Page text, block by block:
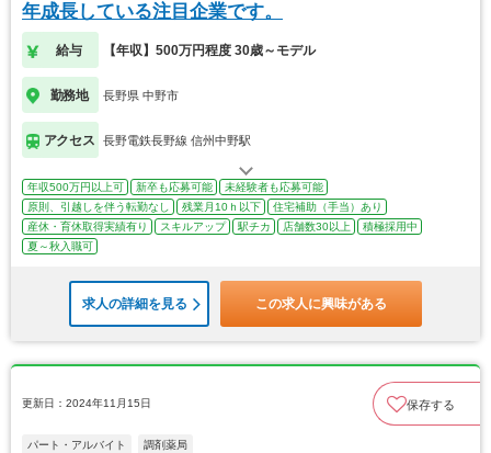
年成長している注目企業です。
給与 【年収】500万円程度 30歳～モデル
勤務地 長野県 中野市
アクセス 長野電鉄長野線 信州中野駅
年収500万円以上可 新卒も応募可能
未経験者も応募可能
原則、引越しを伴う転勤なし
残業月10ｈ以下
住宅補助（手当）あり
産休・育休取得実績有り
スキルアップ 駅チカ 店舗数30以上
積極採用中
夏～秋入職可
求人の詳細を見る この求人に興味がある
更新日：2024年11月15日 保存する
パート・アルバイト 調剤薬局